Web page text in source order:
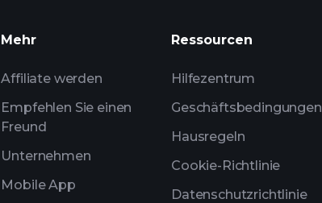
Mehr
Affiliate werden
Empfehlen Sie einen
Freund
Unternehmen
Mobile App
Ressourcen
Hilfezentrum
Geschäftsbedingungen
Hausregeln
Cookie-Richtlinie
Datenschutzrichtlinie